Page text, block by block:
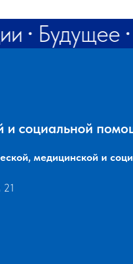
Будущее
социальной
медицинской и
21